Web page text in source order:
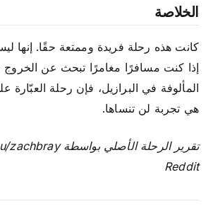
الخلاصة
كانت هذه رحلة فريدة وممتعة حقًا. إنها
إذا كنت مسافرًا مغامرًا تبحث عن
المألوفة في البرازيل، فإن رحلة العبّارة
هي تجربة لن تنساها.
Reddit